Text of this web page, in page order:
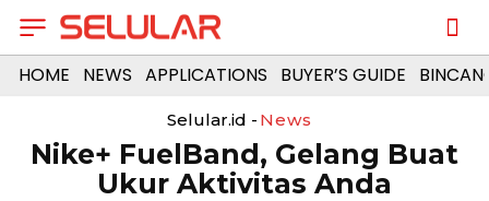
HOME NEWS APPLICATIONS BUYER’S GUIDE
Selular.id - News
Nike+ FuelBand, Gelang Buat
Ukur Aktivitas Anda